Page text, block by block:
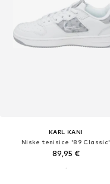
KARL KANI
Niske tenisice '89 Classic'
89,95 €